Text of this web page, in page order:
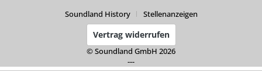
Soundland History
Stellenanzeigen
Vertrag widerrufen
© Soundland GmbH 2026
---